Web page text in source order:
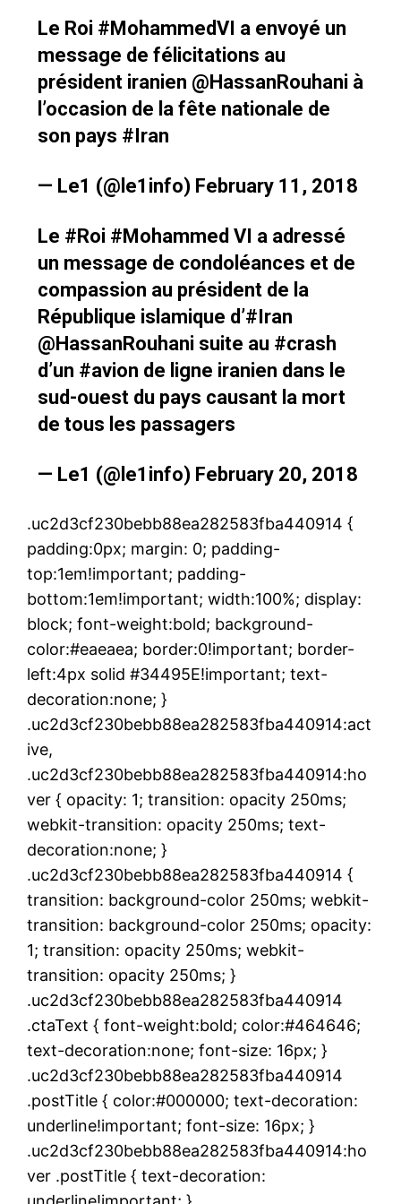
Le Roi #MohammedVI a envoyé un
message de félicitations au
président iranien @HassanRouhanià
l’occasion de la fête nationale de
son pays #Iran
— Le1 (@le1info) February 11, 2018
Le #Roi #Mohammed VI a adressé
un message de condoléances et de
compassion au président de la
République islamique d’#Iran
@HassanRouhanisuite au #crash
d’un #avion de ligne iranien dans le
sud-ouest du pays causant la mort
de tous les passagers
— Le1 (@le1info) February 20, 2018
.uc2d3cf230bebb88ea282583fba440914 {
padding:0px; margin: 0; padding-
top:1em!important; padding-
bottom:1em!important; width:100%; display:
block; font-weight:bold; background-
color:#eaeaea; border:0!important; border-
left:4px solid #34495E!important; text-
decoration:none; }
.uc2d3cf230bebb88ea282583fba440914:act
ive,
.uc2d3cf230bebb88ea282583fba440914:ho
ver { opacity: 1; transition: opacity 250ms;
webkit-transition: opacity 250ms; text-
decoration:none; }
.uc2d3cf230bebb88ea282583fba440914 {
transition: background-color 250ms; webkit-
transition: background-color 250ms; opacity:
1; transition: opacity 250ms; webkit-
transition: opacity 250ms; }
.uc2d3cf230bebb88ea282583fba440914
.ctaText { font-weight:bold; color:#464646;
text-decoration:none; font-size: 16px; }
.uc2d3cf230bebb88ea282583fba440914
.postTitle { color:#000000; text-decoration:
underline!important; font-size: 16px; }
.uc2d3cf230bebb88ea282583fba440914:ho
ver .postTitle { text-decoration: